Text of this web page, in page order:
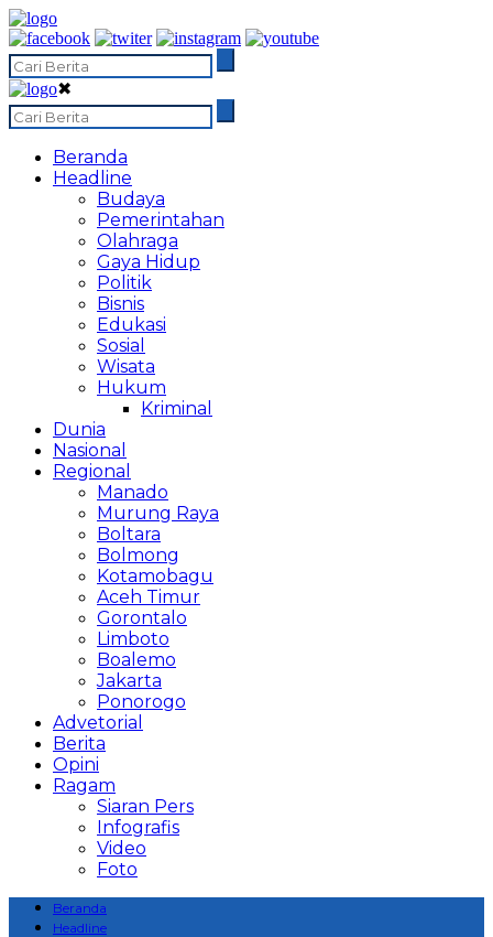
✖
Beranda
Headline
Budaya
Pemerintahan
Olahraga
Gaya Hidup
Politik
Bisnis
Edukasi
Sosial
Wisata
Hukum
Kriminal
Dunia
Nasional
Regional
Manado
Murung Raya
Boltara
Bolmong
Kotamobagu
Aceh Timur
Gorontalo
Limboto
Boalemo
Jakarta
Ponorogo
Advetorial
Berita
Opini
Ragam
Siaran Pers
Infografis
Video
Foto
Beranda
Headline